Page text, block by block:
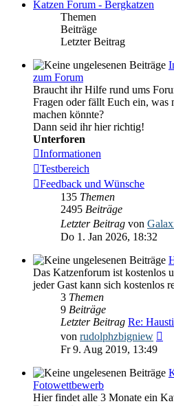
Katzen Forum - Bergkatzen
Themen
Beiträge
Letzter Beitrag
zum Forum
Braucht ihr Hilfe rund ums
Fragen oder fällt Euch ein, was
machen könnte?
Dann seid ihr hier richtig!
Unterforen
Informationen
Testbereich
Feedback und Wünsche
135 Themen
2495 Beiträge
Letzter Beitrag von
Do 1. Jan 2026, 18:32
Das Katzenforum ist kostenlos
jeder Gast kann sich kostenlos
3 Themen
9 Beiträge
Letzter Beitrag Re:
von rudolphzbigniew
Fr 9. Aug 2019, 13:49
Fotowettbewerb
Hier findet alle 3 Monate ein